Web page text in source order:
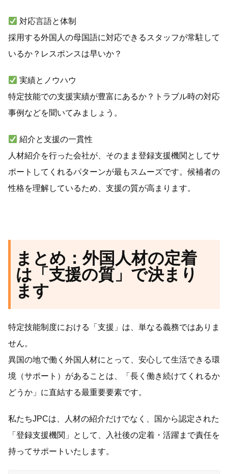
対応言語と体制
採用する外国人の母国語に対応できるスタッフが常駐して
いるか？レスポンスは早いか？
実績とノウハウ
特定技能での支援実績が豊富にあるか？トラブル時の対応
事例などを聞いてみましょう。
紹介と支援の一貫性
人材紹介を行った会社が、そのまま登録支援機関としてサ
ポートしてくれるパターンが最もスムーズです。候補者の
性格を理解しているため、支援の質が高まります。
まとめ：外国人材の定着
は「支援の質」で決まり
ます
特定技能制度における「支援」は、単なる義務ではありま
せん。
異国の地で働く外国人材にとって、安心して生活できる環
境（サポート）があることは、「長く働き続けてくれるか
どうか」に直結する最重要要素です。
私たちJPCは、人材の紹介だけでなく、国から認定された
「登録支援機関」として、入社後の定着・活躍まで責任を
持ってサポートいたします。